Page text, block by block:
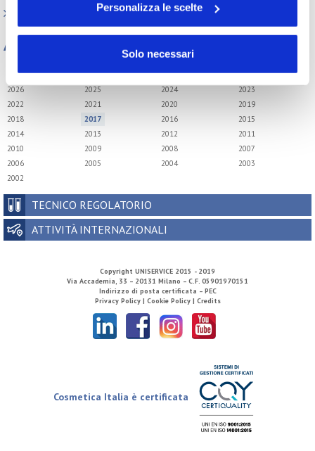
Personalizza le scelte
Solo necessari
Archivio
2026 2025 2024
2023
2022
2021 2020
2019
2018
2017 2016
2015
2014
2013 2012
2011
2010
2009 2008
2007
2006
2005 2004
2003
2002
TECNICO REGOLATORIO
ATTIVITÀ INTERNAZIONALI
Copyright UNISERVICE 2015 - 2019
Via Accademia, 33 – 20131 Milano – C.F. 05901970151
Indirizzo di posta certificata – PEC
Privacy Policy | Cookie Policy | Credits
Cosmetica Italia è certificata